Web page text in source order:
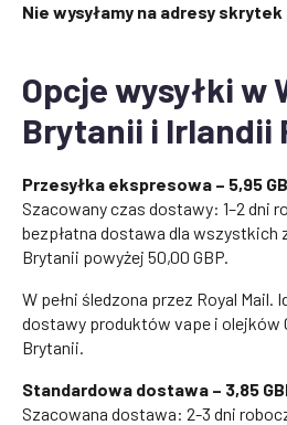
Nie wysyłamy na adresy
Opcje wysyłki w
Brytanii i Irlandii
Przesyłka ekspresowa – 5,95
Szacowany czas dostawy: 1–2 dni
bezpłatna dostawa dla wszystkich
Brytanii powyżej 50,00 GBP.
W pełni śledzona przez Royal Mail.
dostawy produktów vape i olejków
Brytanii.
Standardowa dostawa – 3,85
Szacowana dostawa: 2-3 dni